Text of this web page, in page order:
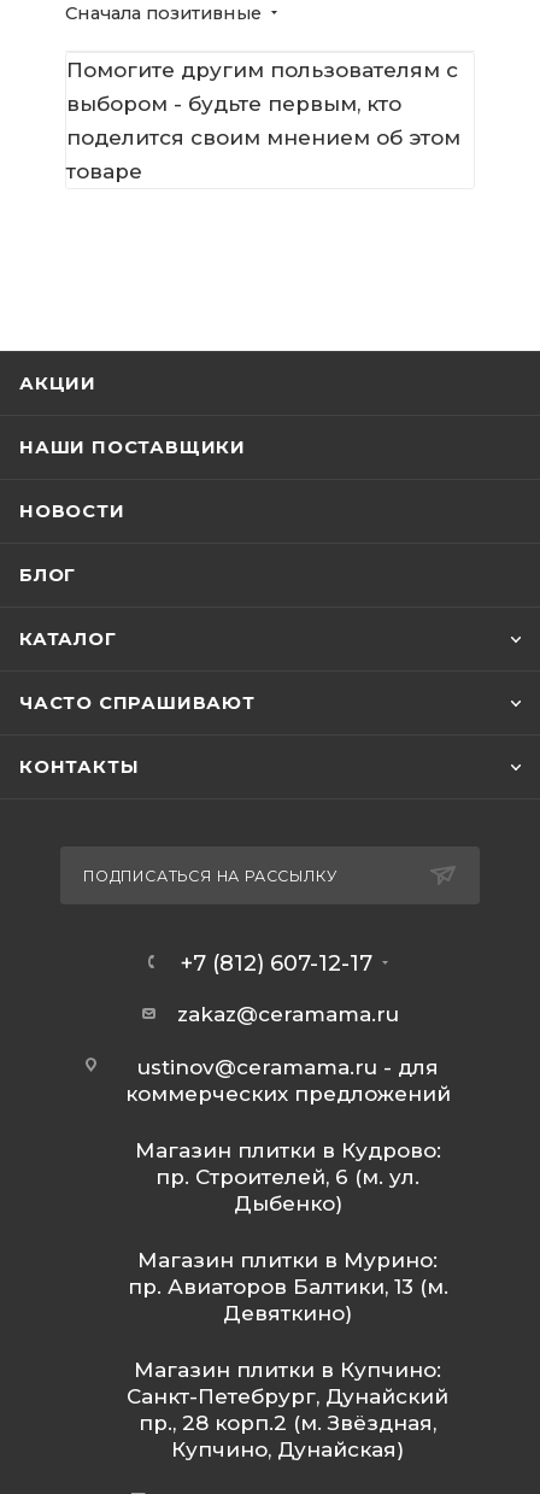
Сначала позитивные
Помогите другим пользователям с
выбором - будьте первым, кто
поделится своим мнением об этом
товаре
АКЦИИ
НАШИ ПОСТАВЩИКИ
НОВОСТИ
БЛОГ
КАТАЛОГ
ЧАСТО СПРАШИВАЮТ
КОНТАКТЫ
ПОДПИСАТЬСЯ НА РАССЫЛКУ
+7 (812) 607-12-17
zakaz@ceramama.ru
ustinov@ceramama.ru - для
коммерческих предложений
Магазин плитки в Кудрово:
пр. Строителей, 6 (м. ул.
Дыбенко)
Магазин плитки в Мурино:
пр. Авиаторов Балтики, 13 (м.
Девяткино)
Магазин плитки в Купчино:
Санкт-Петебрург, Дунайский
пр., 28 корп.2 (м. Звёздная,
Купчино, Дунайская)